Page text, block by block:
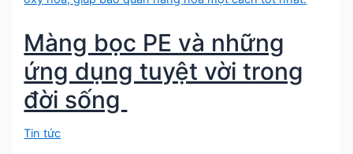
Màng bọc PE và những
ứng dụng tuyệt vời trong
đời sống
Tin tức